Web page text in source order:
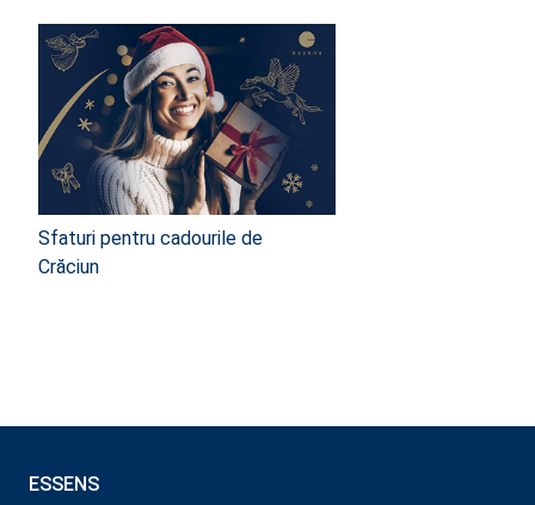
Sfaturi pentru cadourile de
Crăciun
ESSENS